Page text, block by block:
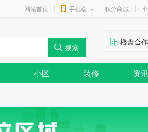
网站首页 手机端 积分商城
楼盘合作
小区 装修 资讯